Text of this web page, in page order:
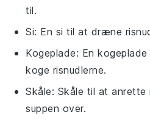
til.
Si: En si til at dræne
Kogeplade: En
koge risnudlerne.
Skåle: Skåle til at
suppen over.